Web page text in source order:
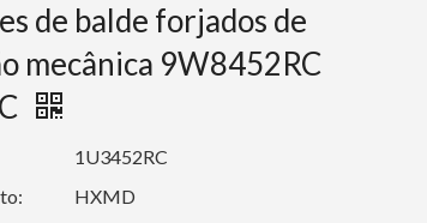
de balde forjados de
mecânica 9W8452RC
1U3452RC
HXMD